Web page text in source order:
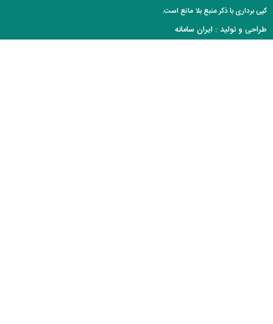
شادمهر عقیلی بعد از ۲۸ سال «گل یاس» را دوباره خواند + ویدئو
آمار تکان‌دهنده مصرف تریاک در ایران؛ مردم این شهر رکورددار شدند!
قیمت طلای ۱۸ عیار از ۱۹ میلیون گذشت
کپی برداری با ذکر منبع بلا مانع است.
طراحی و تولید : ایران سامانه